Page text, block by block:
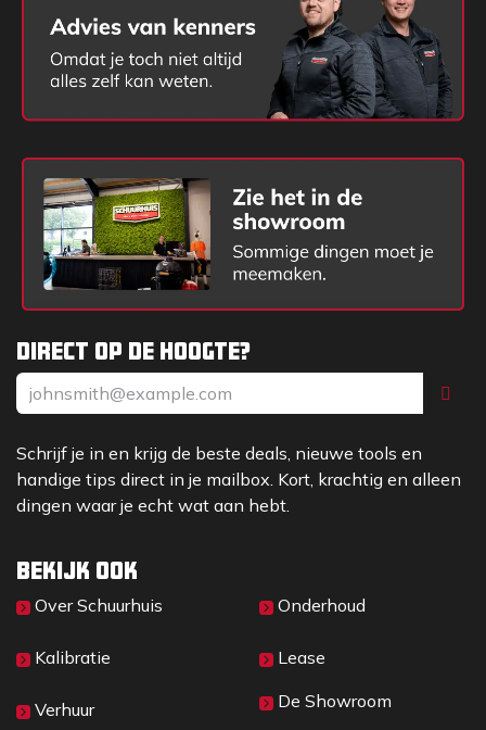
Direct op de hoogte?
Schrijf je in en krijg de beste deals, nieuwe tools en
handige tips direct in je mailbox. Kort, krachtig en alleen
dingen waar je echt wat aan hebt.
Bekijk ook
Over Sc​huurhuis
Kalibratie
Verhuur
Onderhoud
Lease
De Showroom